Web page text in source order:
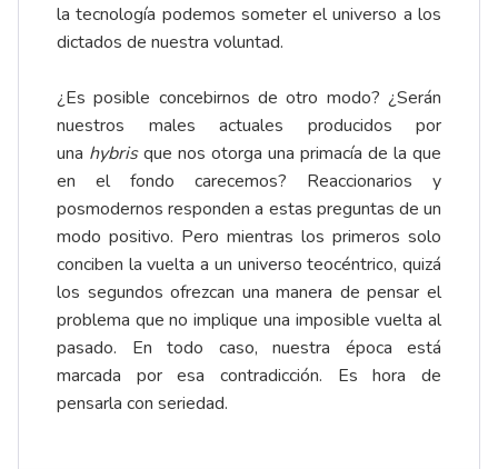
la tecnología podemos someter el universo a los
dictados de nuestra voluntad.
¿Es posible concebirnos de otro modo? ¿Serán
nuestros males actuales producidos por
una hybrisque nos otorga una primacía de la que
en el fondo carecemos? Reaccionarios y
posmodernos responden a estas preguntas de un
modo positivo. Pero mientras los primeros solo
conciben la vuelta a un universo teocéntrico, quizá
los segundos ofrezcan una manera de pensar el
problema que no implique una imposible vuelta al
pasado. En todo caso, nuestra época está
marcada por esa contradicción. Es hora de
pensarla con seriedad.